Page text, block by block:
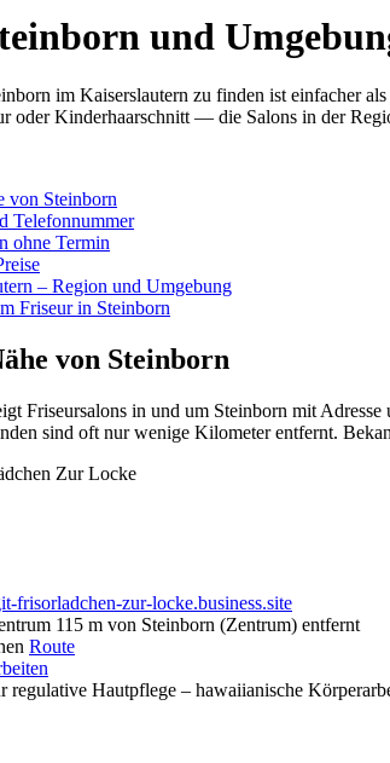
und
im Kaiserslautern zu finden ist einfacher
oder Kinderhaarschnitt — die Salons in der
von Steinborn
Telefonnummer
ohne Termin
– Region und Umgebung
Friseur in Steinborn
von Steinborn
Friseursalons in und um Steinborn mit
sind oft nur wenige Kilometer entfernt.
Zur Locke
frisorladchen-zur-locke.business.site
115 m von Steinborn (Zentrum) entfernt
Route
regulative Hautpflege – hawaiianische